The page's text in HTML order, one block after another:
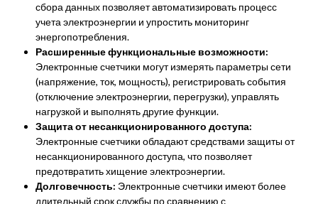
сбора данных позволяет автоматизировать процесс
учета электроэнергии и упростить мониторинг
энергопотребления.
Расширенные функциональные возможности:
Электронные счетчики могут измерять параметры сети
(напряжение, ток, мощность), регистрировать события
(отключение электроэнергии, перегрузки), управлять
нагрузкой и выполнять другие функции.
Защита от несанкционированного доступа:
Электронные счетчики обладают средствами защиты от
несанкционированного доступа, что позволяет
предотвратить хищение электроэнергии.
Долговечность: Электронные счетчики имеют более
длительный срок службы по сравнению с